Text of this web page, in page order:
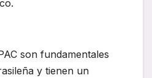
son fundamentales
y tienen un